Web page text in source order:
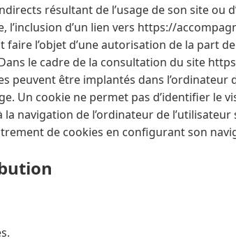
résultant de l’usage de son site ou
l’inclusion d’un lien vers https://
faire l’objet d’une autorisation de la part
le cadre de la consultation du site
peuvent être implantés dans l’ordinateur
Un cookie ne permet pas d’identifier le
navigation de l’ordinateur de l’utilisateur
de cookies en configurant son